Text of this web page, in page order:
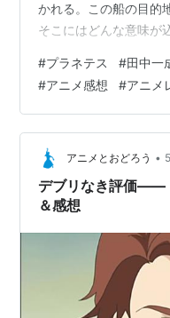
かれる。この船の目的
そこにはどんな意味が
#プラネテス #田中一
#アニメ感想 #アニメ
アニメとおどろう •
デブリなき評価――
＆感想